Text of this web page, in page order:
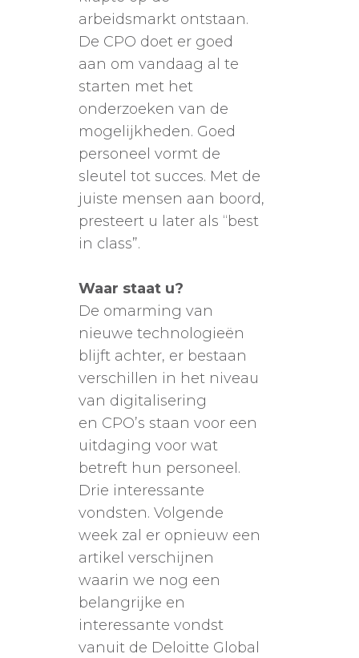
arbeidsmarkt ontstaan.
De CPO doet er goed
aan om vandaag al te
starten met het
onderzoeken van de
mogelijkheden. Goed
personeel vormt de
sleutel tot succes. Met de
juiste mensen aan boord,
presteert u later als “best
in class”.
Waar staat u?
De omarming van
nieuwe technologieën
blijft achter, er bestaan
verschillen in het niveau
van digitalisering
en CPO’s staan voor een
uitdaging voor wat
betreft hun personeel.
Drie interessante
vondsten. Volgende
week zal er opnieuw een
artikel verschijnen
waarin we nog een
belangrijke en
interessante vondst
vanuit de Deloitte Global